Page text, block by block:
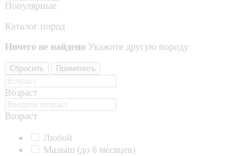
Популярные
Каталог пород
Ничего не найдено Укажите другую породу
Сбросить Применить
Возраст
Возраст
Любой
Малыш (до 6 месяцев)